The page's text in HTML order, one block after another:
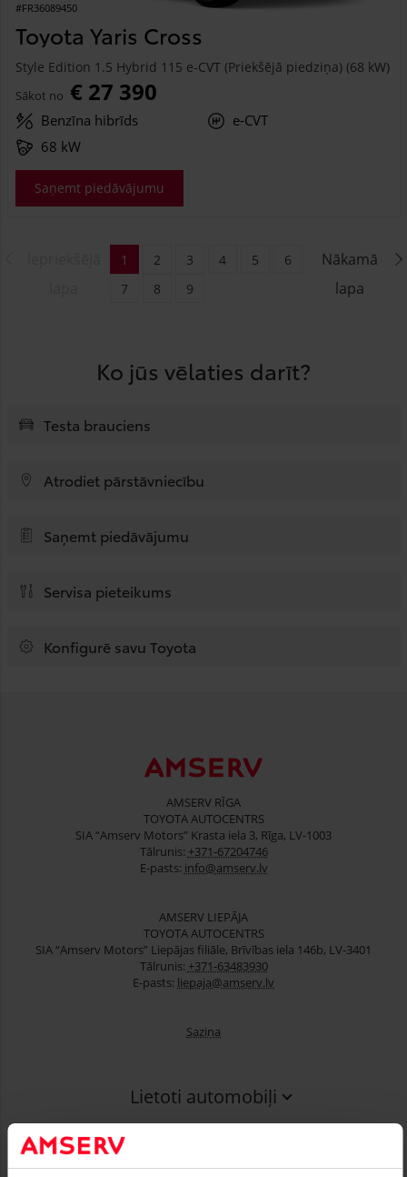
#FR36089450
Toyota Yaris Cross
Style Edition 1.5 Hybrid 115 e-CVT (Priekšējā piedziņa) (68 kW)
Sākot no € 27 390
Benzīna hibrīds
e-CVT
68 kW
Saņemt piedāvājumu
Nākamā
lapa
1 2 3 4 5
6
7
8 9
Ko jūs vēlaties darīt?
Testa brauciens
Atrodiet pārstāvniecību
Saņemt piedāvājumu
Servisa pieteikums
Konfigurē savu Toyota
AMSERV RĪGA
TOYOTA AUTOCENTRS
SIA “Amserv Motors” Krasta iela 3, Rīga, LV-1003
Tālrunis: +371-67204746
E-pasts: info@amserv.lv
AMSERV LIEPĀJA
TOYOTA AUTOCENTRS
SIA “Amserv Motors” Liepājas filiāle, Brīvības iela 146b, LV-3401
Tālrunis: +371-63483930
E-pasts: liepaja@amserv.lv
Saziņa
Lietoti automobiļi
Serviss